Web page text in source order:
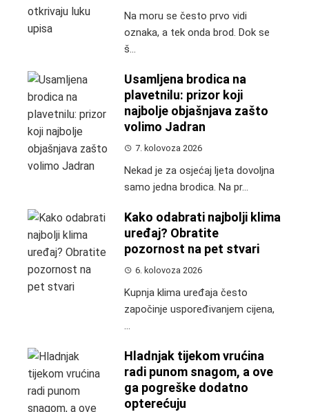
Na moru se često prvo vidi
oznaka, a tek onda brod. Dok se
š...
Usamljena brodica na
plavetnilu: prizor koji
najbolje objašnjava zašto
volimo Jadran
7. kolovoza 2026
Nekad je za osjećaj ljeta dovoljna
samo jedna brodica. Na pr...
Kako odabrati najbolji klima
uređaj? Obratite
pozornost na pet stvari
6. kolovoza 2026
Kupnja klima uređaja često
započinje uspoređivanjem cijena,
...
Hladnjak tijekom vrućina
radi punom snagom, a ove
ga pogreške dodatno
opterećuju